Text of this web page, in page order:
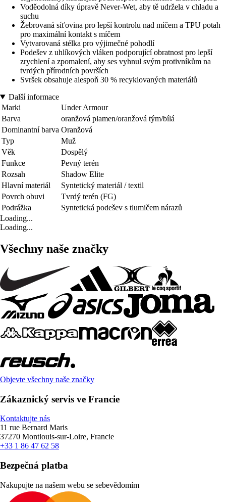
Voděodolná díky úpravě Never-Wet, aby tě udržela v chladu a
suchu
Žebrovaná síťovina pro lepší kontrolu nad míčem a TPU potah
pro maximální kontakt s míčem
Vytvarovaná stélka pro výjimečné pohodlí
Podešev z uhlíkových vláken podporující obratnost pro lepší
zrychlení a zpomalení, aby ses vyhnul svým protivníkům na
tvrdých přírodních površích
Svršek obsahuje alespoň 30 % recyklovaných materiálů
Další informace
Marki
Under Armour
Barva
oranžová plamen/oranžová tým/bílá
Dominantní barva Oranžová
Typ
Muž
Věk
Dospělý
Funkce
Pevný terén
Rozsah
Shadow Elite
Hlavní materiál
Syntetický materiál / textil
Povrch obuvi
Tvrdý terén (FG)
Podrážka
Syntetická podešev s tlumičem nárazů
Loading...
Loading...
Všechny naše značky
Objevte všechny naše značky
Zákaznický servis ve Francie
Kontaktujte nás
11 rue Bernard Maris
37270 Montlouis-sur-Loire, Francie
+33 1 86 47 62 58
Bezpečná platba
Nakupujte na našem webu se sebevědomím